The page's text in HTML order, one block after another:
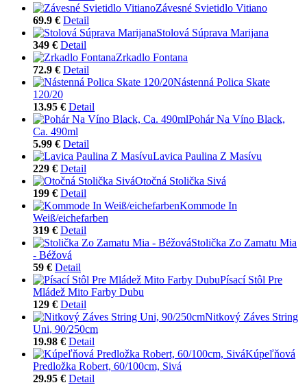
Závesné Svietidlo Vitiano
69.9 € Detail
Stolová Súprava Marijana
349 € Detail
Zrkadlo Fontana
72.9 € Detail
Nástenná Polica Skate
120/20
13.95 € Detail
Pohár Na Víno Black,
Ca. 490ml
5.99 € Detail
Lavica Paulina Z Masívu
229 € Detail
Otočná Stolička Sivá
199 € Detail
Kommode In
Weiß/eichefarben
319 € Detail
Stolička Zo Zamatu Mia
- Béžová
59 € Detail
Písací Stôl Pre
Mládež Mito Farby Dubu
129 € Detail
Nitkový Záves String
Uni, 90/250cm
19.98 € Detail
Kúpeľňová
Predložka Robert, 60/100cm, Sivá
29.95 € Detail